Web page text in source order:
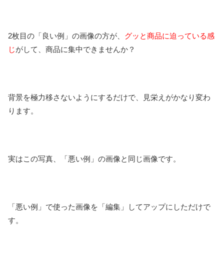
2枚目の「良い例」の画像の方が、 グッと商品に迫っている感
じがして、商品に集中できませんか？
背景を極力移さないようにするだけで、見栄えがかなり変わ
ります。
実はこの写真、「悪い例」の画像と同じ画像です。
「悪い例」で使った画像を「編集」してアップにしただけで
す。